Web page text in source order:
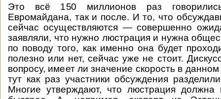
Это всё 150 миллионов раз
Евромайдана, так и после. И то, что
сейчас осуществляются — совершенно
заявляли, что нужно люстрация и нужна
по поводу того, как именно она будет
полезно или нет, сейчас уже не стоит.
вопросу, имеет ли значение скорость в
тут как раз участники обсуждения
Многие утверждают, что люстрация должна